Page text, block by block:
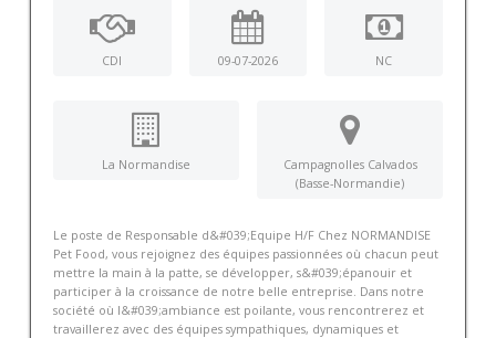
CDI 09-07-2026 NC
La Normandise
Campagnolles Calvados
(Basse-Normandie)
Le poste de Responsable d&#039;Equipe H/F Chez NORMANDISE
Pet Food, vous rejoignez des équipes passionnées où chacun peut
mettre la main à la patte, se développer, s&#039;épanouir et
participer à la croissance de notre belle entreprise. Dans notre
société où l&#039;ambiance est poilante, vous rencontrerez et
travaillerez avec des équipes sympathiques, dynamiques et